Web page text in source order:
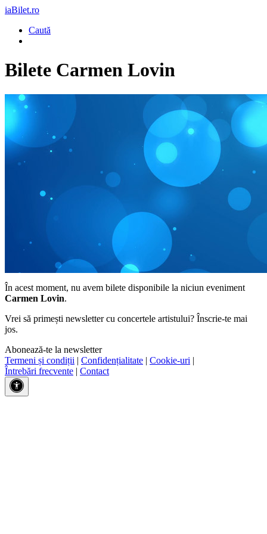
iaBilet.ro
Caută
Bilete Carmen Lovin
În acest moment, nu avem bilete disponibile la niciun eveniment
Carmen Lovin.
Vrei să primești newsletter cu concertele artistului? Înscrie-te mai
jos.
Abonează-te la newsletter
Termeni și condiții | Confidențialitate | Cookie-uri |
Întrebări frecvente | Contact